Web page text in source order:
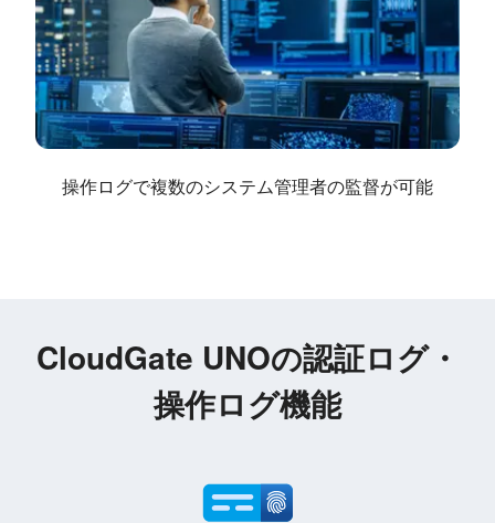
操作ログで複数のシステム管理者の監督が可能
CloudGate UNOの認証ログ・
操作ログ機能